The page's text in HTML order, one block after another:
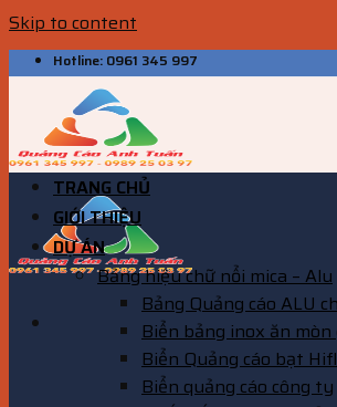
Skip to content
Hotline: 0961 345 997
TRANG CHỦ
GIỚI THIỆU
DỰ ÁN
Bảng hiệu chữ nổi mica – Alu
Bảng Quảng cáo ALU
Biển bảng inox ăn mòn
Biển Quảng cáo bạt
Biển quảng cáo công ty